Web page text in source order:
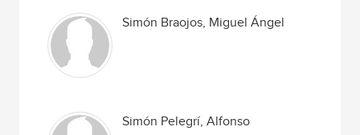
Simón Braojos, Miguel Ángel
Simón Pelegrí, Alfonso